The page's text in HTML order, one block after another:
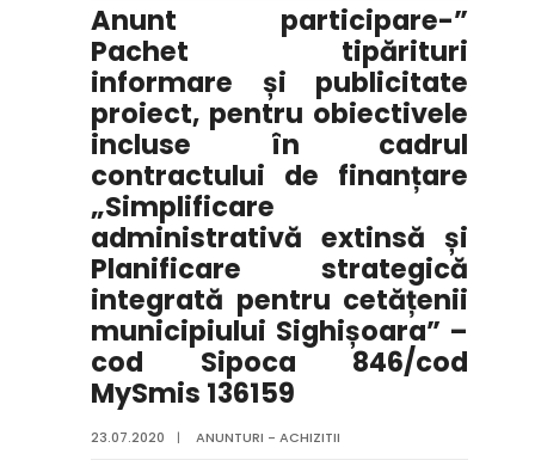
Anunt participare-”
Pachet tipărituri
informare și publicitate
proiect, pentru obiectivele
incluse în cadrul
contractului de finanțare
„Simplificare
administrativă extinsă și
Planificare strategică
integrată pentru cetățenii
municipiului Sighișoara” –
cod Sipoca 846/cod
MySmis 136159
23.07.2020 | ANUNTURI - ACHIZITII